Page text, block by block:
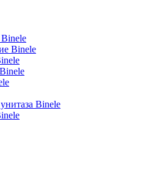
Binele
Binele